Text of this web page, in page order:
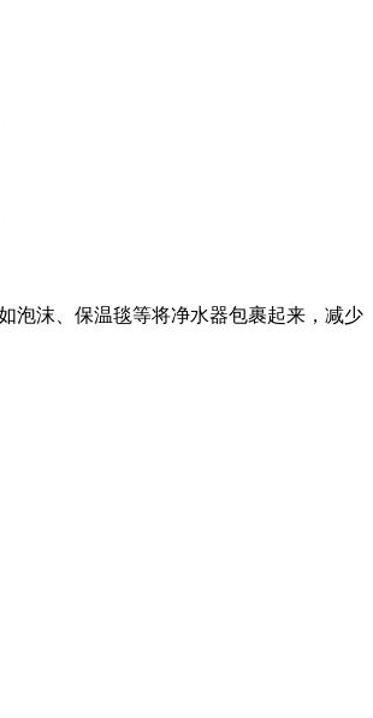
泡沫、保温毯等将净水器包裹起来，减少